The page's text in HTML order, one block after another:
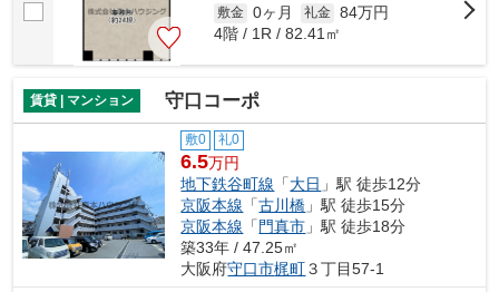
敷金 0ヶ月 礼金 84万円
4階 / 1R / 82.41㎡
賃貸 | マンション 守口コーポ
敷0 礼0
6.5万円
地下鉄谷町線 「大日 」駅 徒歩12分
京阪本線 「古川橋 」駅 徒歩15分
京阪本線 「 門真市 」駅 徒歩18分
築33年 / 47.25㎡
大阪府守口市梶町３丁目57-1